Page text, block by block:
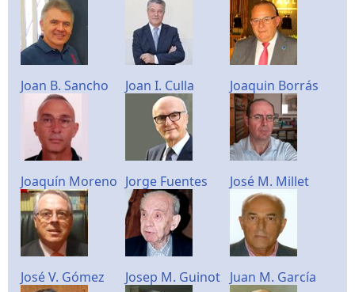
Joan B. Sancho Joan I. Culla Joaquin Borrás
Joaquín Moreno Jorge Fuentes José M. Millet
José V. Gómez Josep M. Guinot Juan M. García